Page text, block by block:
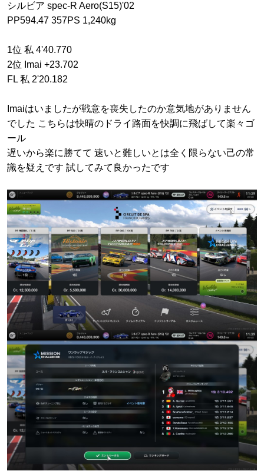
シルビア spec-R Aero(S15)'02
PP594.47 357PS 1,240kg
1位 私 4'40.770
2位 Imai +23.702
FL 私 2'20.182
Imaiはいましたが戦意を喪失したのか意気地がありません
でした こちらは快晴のドライ路面を快調に飛ばして楽々ゴ
ール
遅いから楽に勝てて 速いと難しいとは全く限らない己の常
識を疑えです 試してみて良かったです